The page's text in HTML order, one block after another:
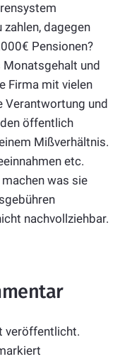
zahlen, dagegen
Pensionen?
Monatsgehalt und
Firma mit vielen
Verantwortung und
öffentlich
Mißverhältnis.
etc.
was sie
nachvollziehbar.
veröffentlicht.